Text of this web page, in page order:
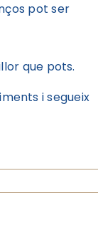
pot ser
que pots.
i segueix